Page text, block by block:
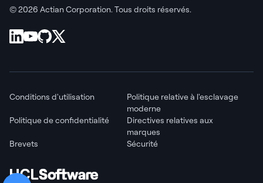
© 2026 Actian Corporation. Tous droits réservés.
Conditions d'utilisation
Politique relative à l'esclavage
moderne
Politique de confidentialité
Directives relatives aux
marques
Brevets
Sécurité